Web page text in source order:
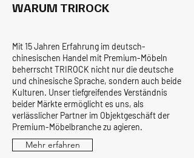
WARUM TRIROCK
Mit 15 Jahren Erfahrung im deutsch-
chinesischen Handel mit Premium-Möbeln
beherrscht TRIROCK nicht nur die deutsche
und chinesische Sprache, sondern auch beide
Kulturen. Unser tiefgreifendes Verständnis
beider Märkte ermöglicht es uns, als
verlässlicher Partner im Objektgeschäft der
Premium-Möbelbranche zu agieren.
Mehr erfahren